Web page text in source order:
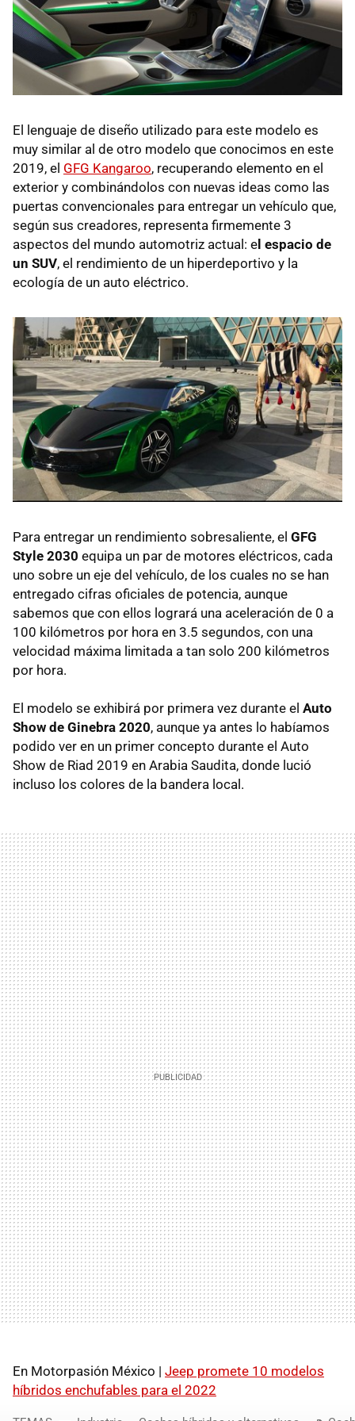
El lenguaje de diseño utilizado para este modelo es
muy similar al de otro modelo que conocimos en este
2019, el GFG Kangaroo, recuperando elemento en el
exterior y combinándolos con nuevas ideas como las
puertas convencionales para entregar un vehículo que,
según sus creadores, representa firmemente 3
aspectos del mundo automotriz actual: el espacio de
un SUV, el rendimiento de un hiperdeportivo y la
ecología de un auto eléctrico.
Para entregar un rendimiento sobresaliente, el GFG
Style 2030 equipa un par de motores eléctricos, cada
uno sobre un eje del vehículo, de los cuales no se han
entregado cifras oficiales de potencia, aunque
sabemos que con ellos logrará una aceleración de 0 a
100 kilómetros por hora en 3.5 segundos, con una
velocidad máxima limitada a tan solo 200 kilómetros
por hora.
El modelo se exhibirá por primera vez durante el Auto
Show de Ginebra 2020, aunque ya antes lo habíamos
podido ver en un primer concepto durante el Auto
Show de Riad 2019 en Arabia Saudita, donde lució
incluso los colores de la bandera local.
En Motorpasión México | Jeep promete 10 modelos
híbridos enchufables para el 2022